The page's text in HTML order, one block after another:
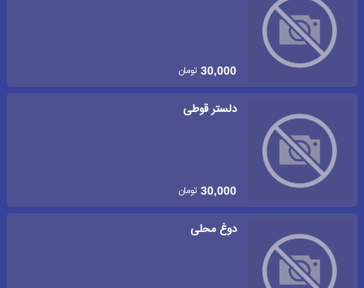
30,000 تومان
دلستر قوطی
30,000 تومان
دوغ محلی